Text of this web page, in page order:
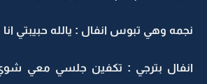
نجمه وهي تبوس انفال : يالله حبيبتي
انفال بترجي : تكفين جلسي معي